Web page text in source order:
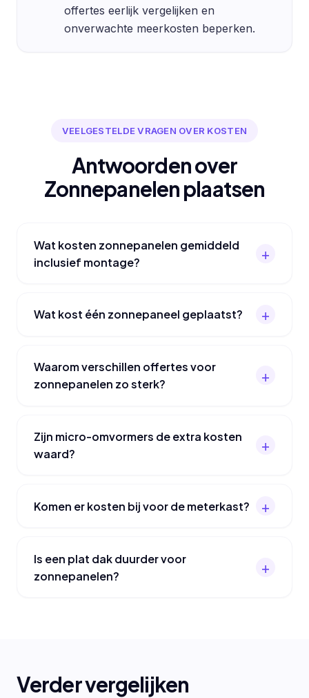
offertes eerlijk vergelijken en
onverwachte meerkosten beperken.
VEELGESTELDE VRAGEN OVER KOSTEN
Antwoorden over
Zonnepanelen plaatsen
Wat kosten zonnepanelen gemiddeld
inclusief montage?
Wat kost één zonnepaneel geplaatst?
Waarom verschillen offertes voor
zonnepanelen zo sterk?
Zijn micro-omvormers de extra kosten
waard?
Komen er kosten bij voor de meterkast?
Is een plat dak duurder voor
zonnepanelen?
Verder vergelijken